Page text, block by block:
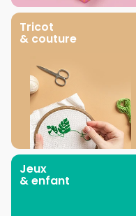
Tricot
& couture
Jeux
& enfant